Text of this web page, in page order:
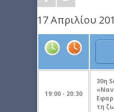
17 Απριλίου
19:00 - 20:30
30η
τη